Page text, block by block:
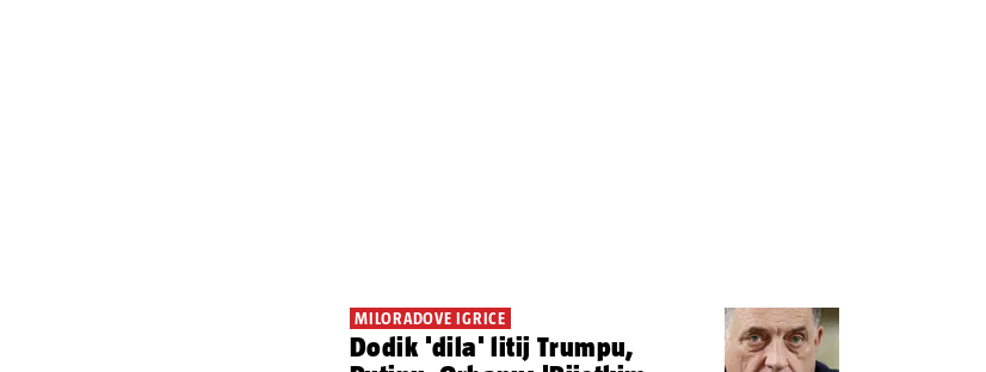
MILORADOVE IGRICE
Dodik 'dila' litij Trumpu,